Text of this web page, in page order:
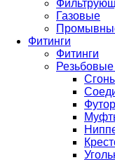
Газовые
Фитинги
Фитинги